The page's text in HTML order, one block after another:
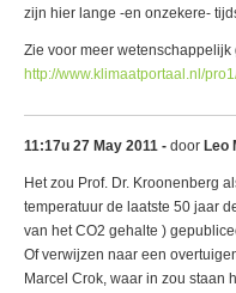
zijn hier lange -en onzekere-
Zie voor meer
http://www.klimaatportaal.nl/
11:17u 27 May 2011 - door Leo
Het zou Prof. Dr. Kroonenberg
temperatuur de laatste 50 jaar
van het CO2 gehalte )
Of verwijzen naar een
Marcel Crok, waar in zou staan